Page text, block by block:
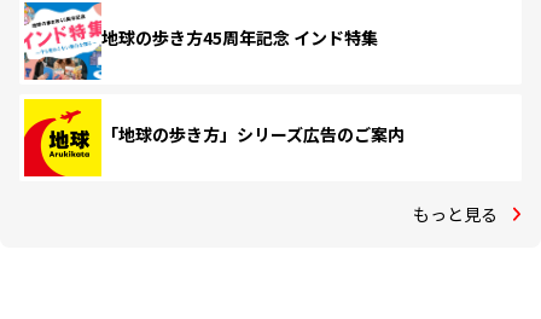
地球の歩き方45周年記念 インド特集
「地球の歩き方」シリーズ広告のご案内
もっと見る